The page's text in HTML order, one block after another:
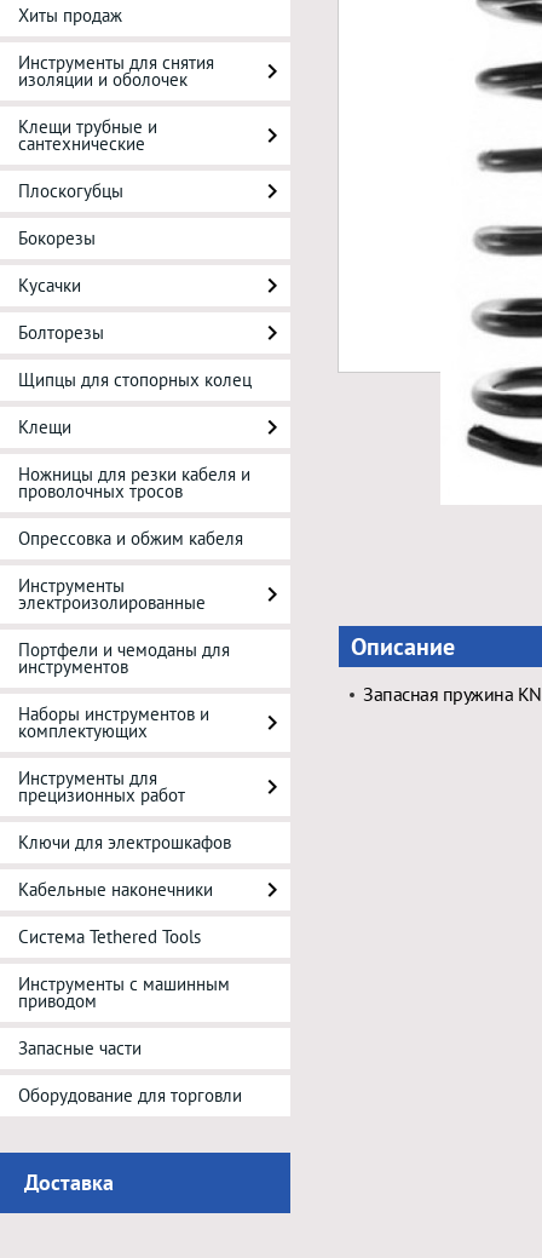
Хиты продаж
Инструменты для снятия
изоляции и оболочек
Клещи трубные и
сантехнические
Плоскогубцы
Бокорезы
Кусачки
Болторезы
Щипцы для стопорных колец
Клещи
Ножницы для резки кабеля и
проволочных тросов
Опрессовка и обжим кабеля
Инструменты
электроизолированные
Портфели и чемоданы для
инструментов
Наборы инструментов и
комплектующих
Инструменты для
прецизионных работ
Ключи для электрошкафов
Кабельные наконечники
Система Tethered Tools
Инструменты с машинным
приводом
Запасные части
Оборудование для торговли
Доставка
Описание
Запасная пружина